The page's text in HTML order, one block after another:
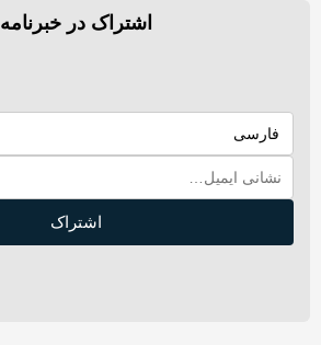
اشتراک در خبرنامه
اشتراک